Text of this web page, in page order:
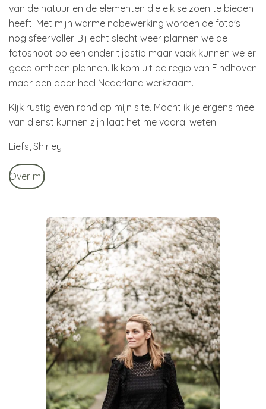
van de natuur en de elementen die elk seizoen te bieden
heeft. Met mijn warme nabewerking worden de foto's
nog sfeervoller. Bij echt slecht weer plannen we de
fotoshoot op een ander tijdstip maar vaak kunnen we er
goed omheen plannen. Ik kom uit de regio van Eindhoven
maar ben door heel Nederland werkzaam.
Kijk rustig even rond op mijn site. Mocht ik je ergens mee
van dienst kunnen zijn laat het me vooral weten!
Liefs, Shirley
Over mij